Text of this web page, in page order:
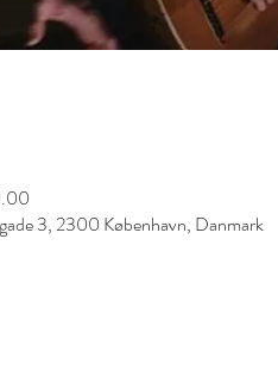
3, 2300 København, Danmark